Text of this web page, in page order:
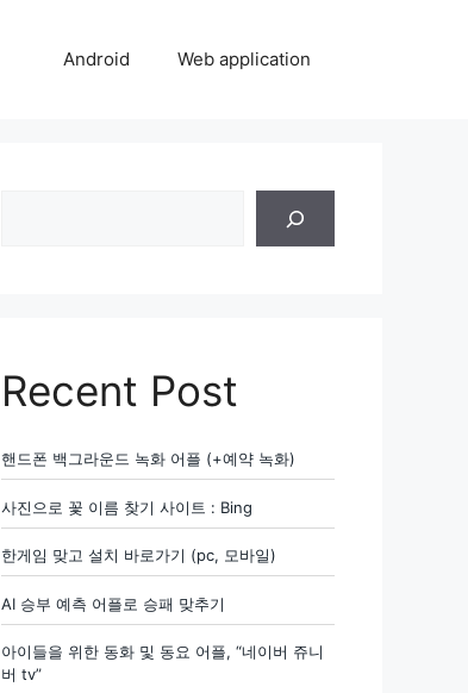
Android Web application
Recent Post
핸드폰 백그라운드 녹화 어플 (+예약 녹화)
사진으로 꽃 이름 찾기 사이트 : Bing
한게임 맞고 설치 바로가기 (pc, 모바일)
AI 승부 예측 어플로 승패 맞추기
아이들을 위한 동화 및 동요 어플, “네이버 쥬니
버 tv”